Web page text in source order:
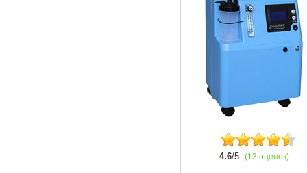
4.6/5 (13 оценок)